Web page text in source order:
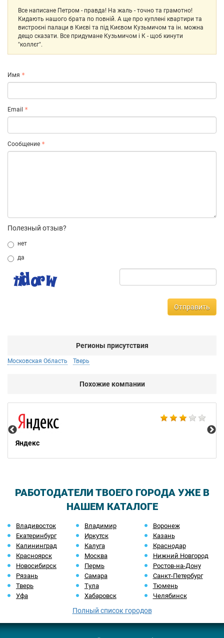
Все написане Петром - правда! На жаль - точно та грамотно!
Кидають нашого брата по повній. А ще про куплені квартири та
вистроєні палаци в Києві та під Києвом Кузьмичом та ін. можна
дещо сказати. Все придумане Кузьмичом і К - щоб кинути
"коллєг".
Имя
Email
Сообщение
Полезный отзыв?
нет
да
Отправить
Регионы присутствия
Московская Область Тверь
Похожие компании
Яндекс
РАБОТОДАТЕЛИ ТВОЕГО ГОРОДА УЖЕ В
НАШЕМ КАТАЛОГЕ
Владивосток Владимир
Воронеж
Екатеринбург
Иркутск
Казань
Калининград
Калуга
Краснодар
Красноярск
Москва
Нижний Новгород
Новосибирск
Пермь
Ростов-на-Дону
Рязань
Самара
Санкт-Петербург
Тверь
Тула
Тюмень
Уфа
Хабаровск Челябинск
Полный список городов